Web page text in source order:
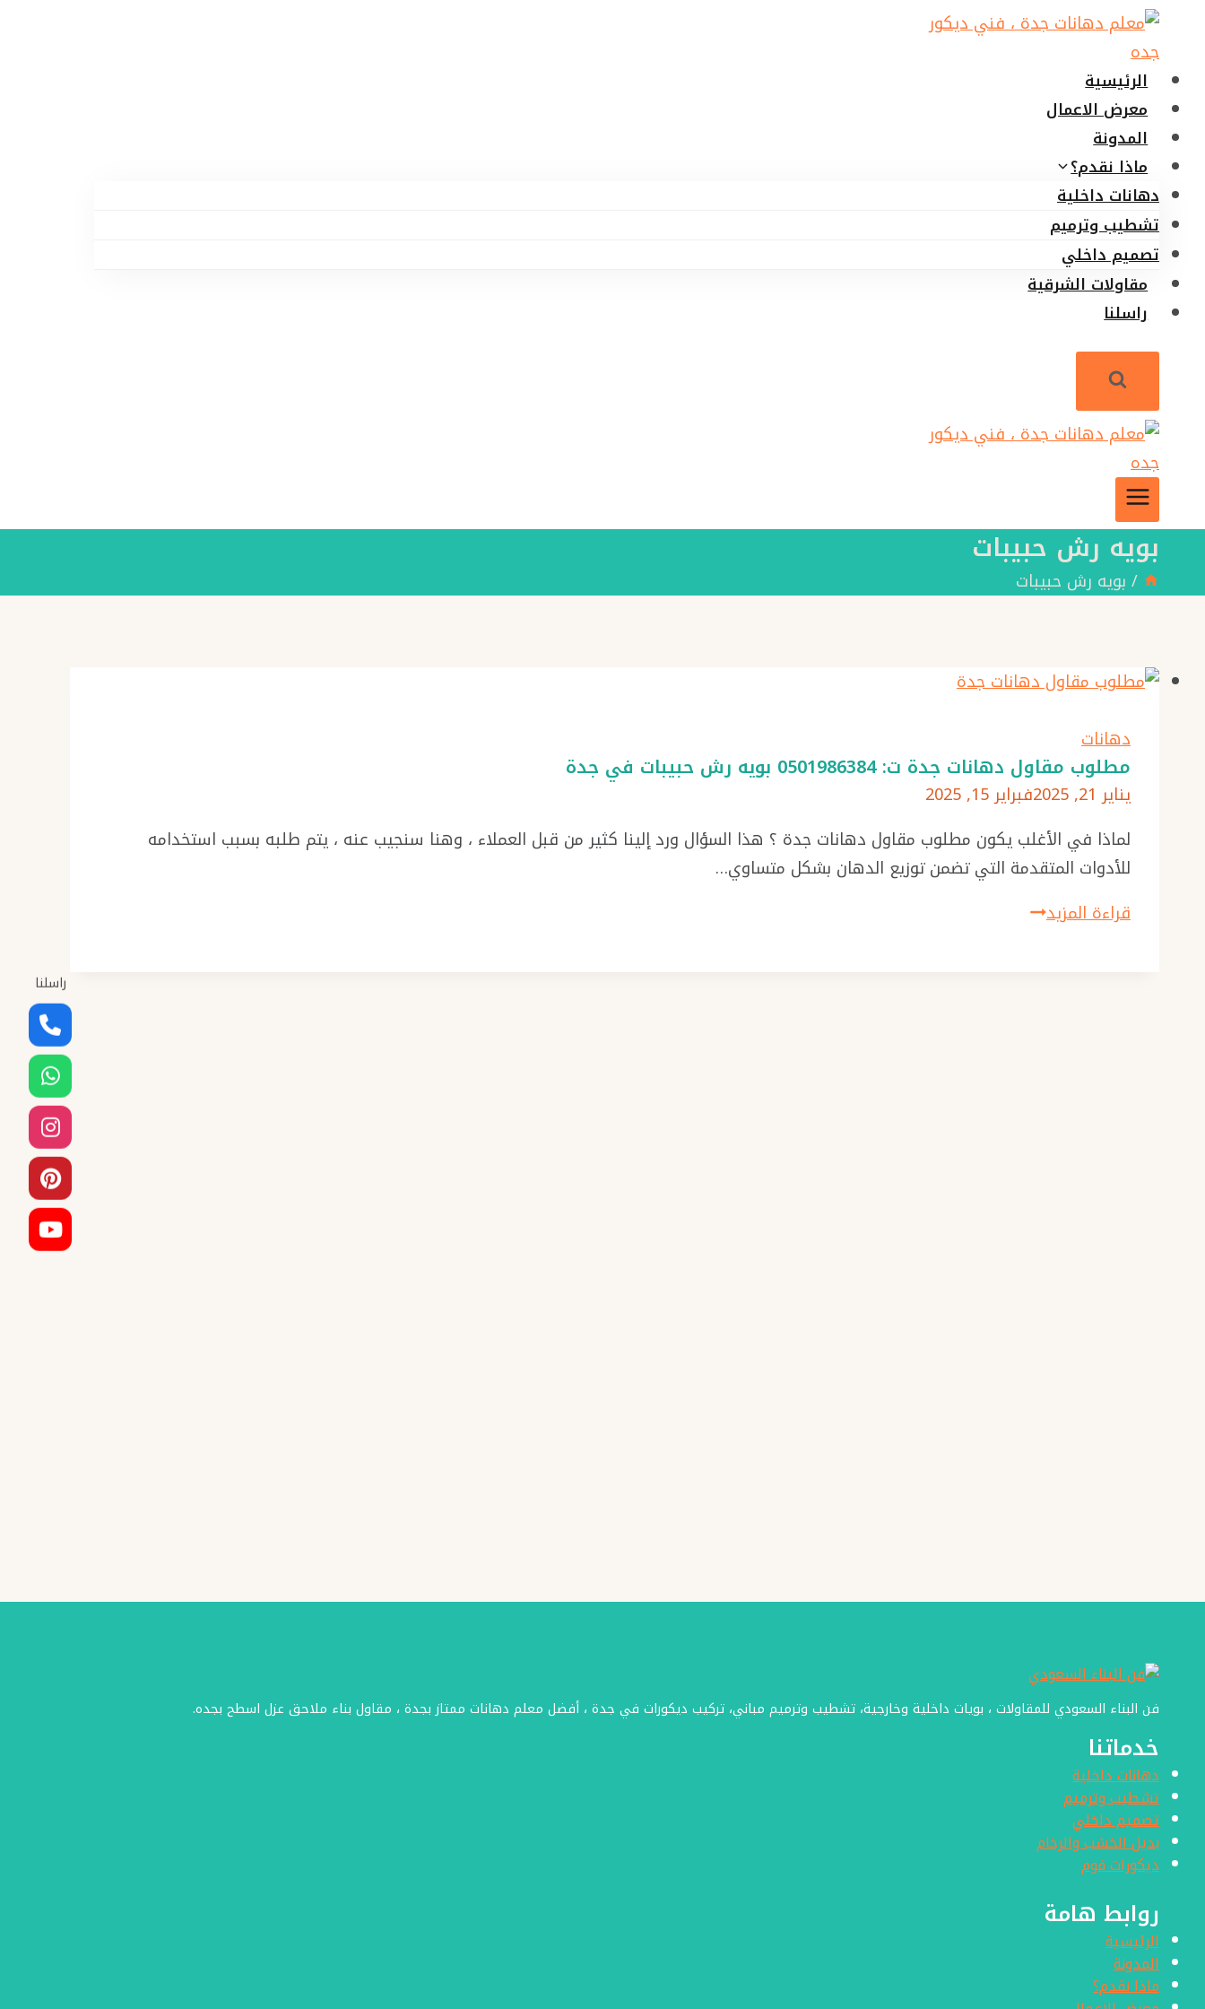
المحتوىالرئيسية
معرض الاعمال
المدونة
ماذا نقدم؟
دهانات داخلية
تشطيب وترميم
تصميم داخلي
مقاولات الشرقية
راسلنا
بويه رش حبيبات
/ بويه رش حبيبات
دهانات
مطلوب مقاول دهانات جدة ت: 0501986384 بويه رش حبيبات في جدة
يناير 21, 2025
فبراير 15, 2025
لماذا في الأغلب يكون مطلوب مقاول دهانات جدة ؟ هذا السؤال ورد إلينا كثير من قبل العملاء ، وهنا سنجيب عنه ، يتم طلبه بسبب استخدامه
للأدوات المتقدمة التي تضمن توزيع الدهان بشكل متساوي…
قراءة المزيدمطلوب
فن البناء السعودي للمقاولات ، بويات داخلية وخارجية، تشطيب وترميم مباني، تركيب ديكورات في جدة ، أفضل معلم دهانات ممتاز بجدة ، مقاول بناء ملاحق عزل اسطح بجده.
خدماتنا
دهانات داخلية
تشطيب وترميم
تصميم داخلي
بديل الخشب والرخام
ديكورات فوم
روابط هامة
الرئيسية
المدونة
ماذا نقدم؟
راسلنا